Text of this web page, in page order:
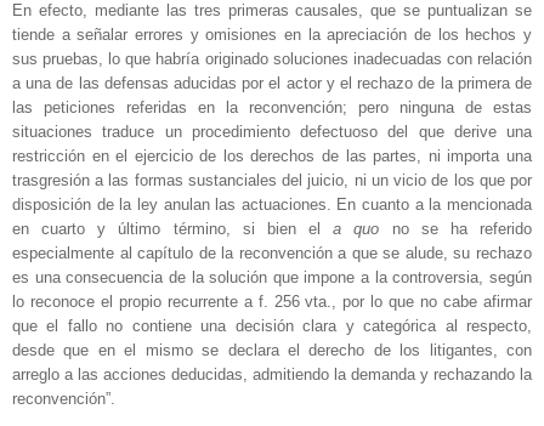
En efecto, mediante las tres primeras causales, que se puntualizan se
tiende a señalar errores y omisiones en la apreciación de los hechos y
sus pruebas, lo que habría originado soluciones inadecuadas con relación
a una de las defensas aducidas por el actor y el rechazo de la primera de
las peticiones referidas en la reconvención; pero ninguna de estas
situaciones traduce un procedimiento defectuoso del que derive una
restricción en el ejercicio de los derechos de las partes, ni importa una
trasgresión a las formas sustanciales del juicio, ni un vicio de los que por
disposición de la ley anulan las actuaciones. En cuanto a la mencionada
en cuarto y último término, si bien ela quo no se ha referido
especialmente al capítulo de la reconvención a que se alude, su rechazo
es una consecuencia de la solución que impone a la controversia, según
lo reconoce el propio recurrente a f. 256 vta., por lo que no cabe afirmar
que el fallo no contiene una decisión clara y categórica al respecto,
desde que en el mismo se declara el derecho de los litigantes, con
arreglo a las acciones deducidas, admitiendo la demanda y rechazando la
reconvención”.